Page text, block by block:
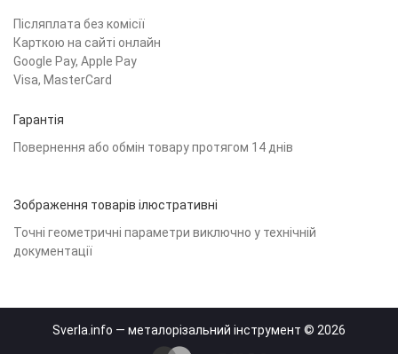
Післяплата без комісії
Карткою на сайті онлайн
Google Pay, Apple Pay
Visa, MasterCard
Гарантія
Повернення або обмін товару протягом 14 днів
Зображення товарів ілюстративні
Точні геометричні параметри виключно у технічній
документації
Sverla.info — металорізальний інструмент © 2026